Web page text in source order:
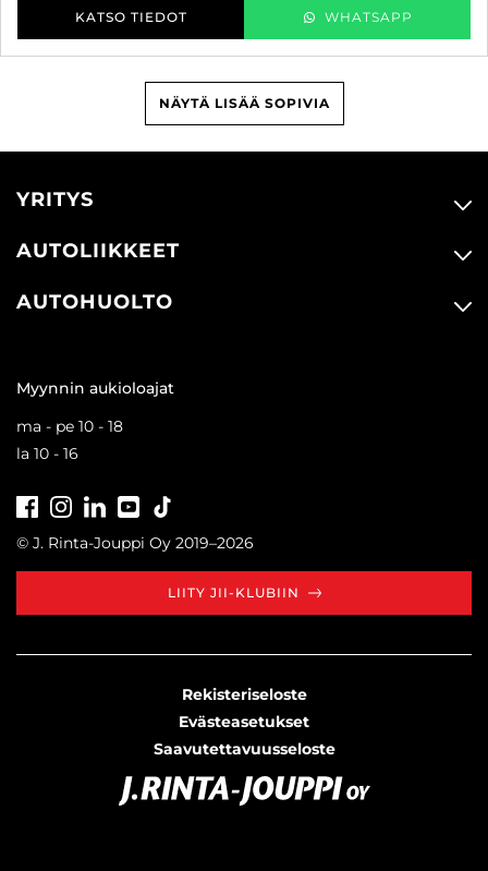
KATSO TIEDOT WHATSAPP
NÄYTÄ LISÄÄ SOPIVIA
YRITYS
AUTOLIIKKEET
AUTOHUOLTO
Myynnin aukioloajat
ma - pe 10 - 18
la 10 - 16
FacebookInstagramLinkedInYoutube
© J. Rinta-Jouppi Oy 2019–2026
LIITY JII-KLUBIIN
Rekisteriseloste
Evästeasetukset
Saavutettavuusseloste